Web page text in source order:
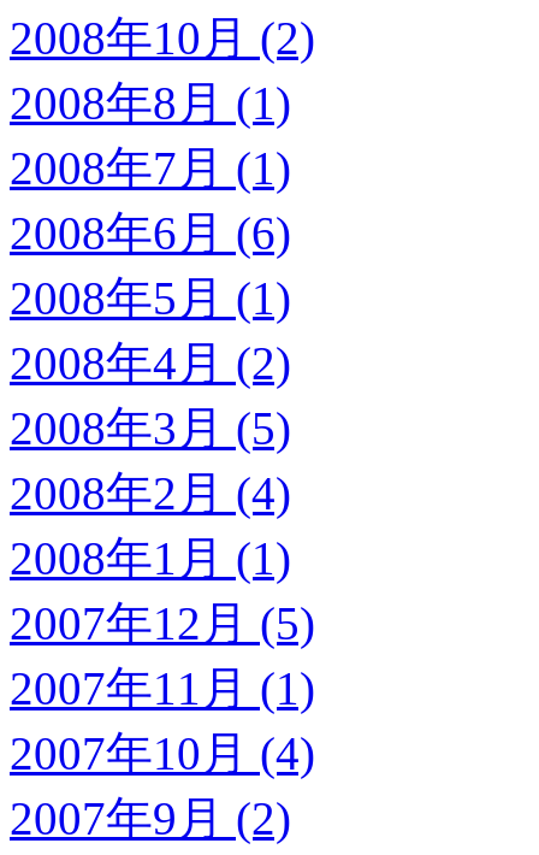
2008年10月 (2)
2008年8月 (1)
2008年7月 (1)
2008年6月 (6)
2008年5月 (1)
2008年4月 (2)
2008年3月 (5)
2008年2月 (4)
2008年1月 (1)
2007年12月 (5)
2007年11月 (1)
2007年10月 (4)
2007年9月 (2)